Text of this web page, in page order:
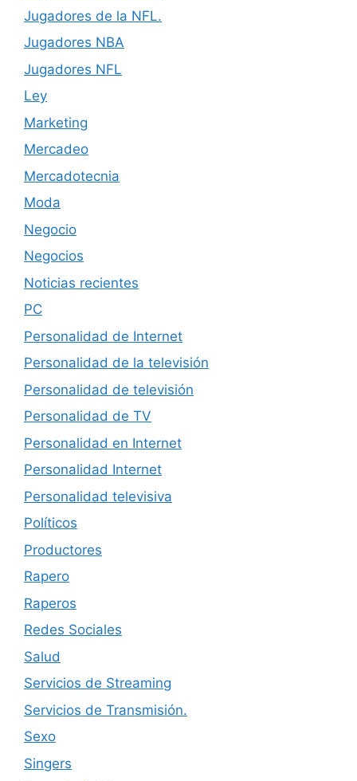
Jugadores de la NFL.
Jugadores NBA
Jugadores NFL
Ley
Marketing
Mercadeo
Mercadotecnia
Moda
Negocio
Negocios
Noticias recientes
PC
Personalidad de Internet
Personalidad de la televisión
Personalidad de televisión
Personalidad de TV
Personalidad en Internet
Personalidad Internet
Personalidad televisiva
Políticos
Productores
Rapero
Raperos
Redes Sociales
Salud
Servicios de Streaming
Servicios de Transmisión.
Sexo
Singers